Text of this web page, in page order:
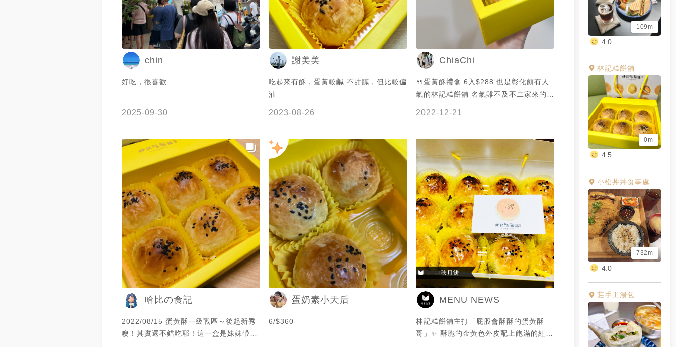
109m
4.0
林記糕餅舖
0m
4.5
小松丼丼食事處
732m
4.0
莊手工湯包
chin
好吃，很喜歡
2025-09-30
謝美美
吃起來有酥，蛋黃較鹹 不甜膩，但比較偏
油
2023-08-26
ChiaChi
🍴蛋黃酥禮盒 6入$288 也是彰化頗有人
氣的林記糕餅舖 名氣雖不及不二家來的響
顆圓潤飽滿的鹹蛋黃 吃起不濕潤不會乾口
保有濕潤色澤相當誘人 表面還灑落無數顆
黑芝麻 酥香且甜而不膩❤️ 盒子挺有質感
的 送人很有面子！ ✔️常溫保存 #蛋黃酥#
酥餅 #糕餅 #餅 #林記糕餅舖 #團購美食
#伴手禮 #彰化美食 #彰化伴手禮
2022-12-21
哈比の食記
2022/08/15 蛋黃酥一級戰區～後起新秀
噢！其實還不錯吃耶！這一盒是妹妹帶回
蛋奶素小天后
6/$360
MENU NEWS
林記糕餅舖主打「屁股會酥酥的蛋黃酥
哥」✨ 酥脆的金黃色外皮配上飽滿的紅豆